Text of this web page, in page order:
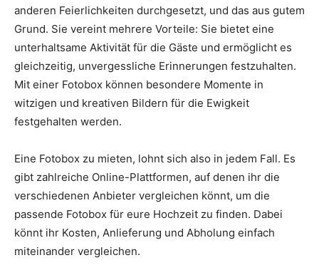
anderen Feierlichkeiten durchgesetzt, und das aus gutem
Grund. Sie vereint mehrere Vorteile: Sie bietet eine
unterhaltsame Aktivität für die Gäste und ermöglicht es
gleichzeitig, unvergessliche Erinnerungen festzuhalten.
Mit einer Fotobox können besondere Momente in
witzigen und kreativen Bildern für die Ewigkeit
festgehalten werden.
Eine Fotobox zu mieten, lohnt sich also in jedem Fall. Es
gibt zahlreiche Online-Plattformen, auf denen ihr die
verschiedenen Anbieter vergleichen könnt, um die
passende Fotobox für eure Hochzeit zu finden. Dabei
könnt ihr Kosten, Anlieferung und Abholung einfach
miteinander vergleichen.